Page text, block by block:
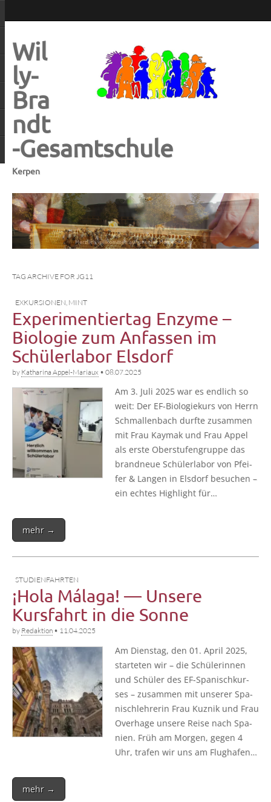
Wil
ly-
Bra
ndt
-Gesamtschule
Kerpen
TAG ARCHIVE FOR JG11
EXKURSIONEN MINT
Experimentiertag Enzyme –
Biologie zum Anfassen im
Schülerlabor Elsdorf
by Katharina Appel-Mariaux • 08.07.2025
Am 3. Juli 2025 war es end­lich so
weit: Der EF-Bio­­­lo­­gie­­kurs von Herrn
Schmal­len­bach durf­te zusam­men
mit Frau Kay­mak und Frau Appel
als ers­te Ober­stu­fen­grup­pe das
brand­neue Schü­ler­la­bor von Pfei­
fer & Lan­gen in Els­dorf besu­chen –
ein ech­tes High­light für…
mehr →
STUDIENFAHRTEN
¡Hola Málaga! — Unsere
Kursfahrt in die Sonne
by Redaktion • 11.04.2025
Am Diens­tag, den 01. April 2025,
star­te­ten wir – die Schü­le­rin­nen
und Schü­ler des EF-Spa­­ni­sch­­kur­­
ses – zusam­men mit unse­rer Spa­
nisch­leh­re­rin Frau Kuz­nik und Frau
Over­ha­ge unse­re Rei­se nach Spa­
ni­en. Früh am Mor­gen, gegen 4
Uhr, tra­fen wir uns am Flughafen…
mehr →